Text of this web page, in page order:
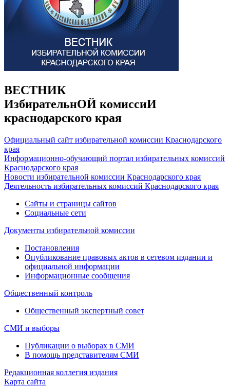
ВЕСТНИК
ИзбирательнОЙ комиссиИ
краснодарского края
Официальный сайт избирательной комиссии Краснодарского
края
Информационно-обучающий портал избирательных комиссий
Краснодарского края
Новости избирательной комиссии Краснодарского края
Деятельность избирательных комиссий Краснодарского края
Сайты и страницы сайтов
Социальные сети
Документы избирательной комиссии
Постановления
Опубликование правовых актов в сетевом издании и
официальной информации
Информационные сообщения
Общественный контроль
Общественный экспертный совет
СМИ и выборы
Публикации о выборах в СМИ
В помощь представителям СМИ
Редакционная коллегия издания
Карта сайта